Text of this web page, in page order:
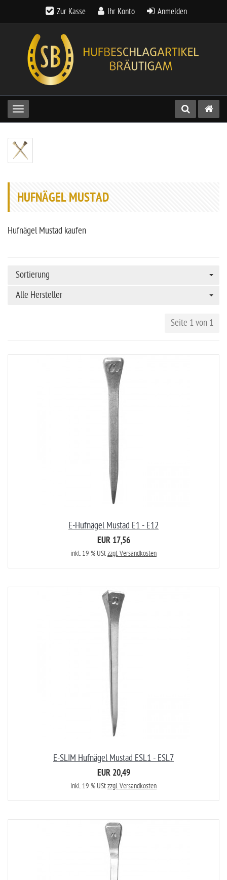
Zur Kasse Ihr Konto Anmelden
Toggle navigation
HUFNÄGEL MUSTAD
Hufnägel Mustad kaufen
Sortierung
Alle Hersteller
Seite 1 von 1
E-Hufnägel Mustad E1 - E12
EUR 17,56
inkl. 19 % UStzzgl. Versandkosten
E-SLIM Hufnägel Mustad ESL1 - ESL7
EUR 20,49
inkl. 19 % UStzzgl. Versandkosten